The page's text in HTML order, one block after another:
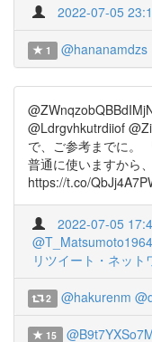
2022-07-05
1 @hananamdzs
@Ldrgvhkutrdiiof
で、ご参考までに。
普通に使いますから
https://t.co/
2022-07-05
@T_Matsumoto1964
リツイート・ネット
2 @hakurenm
15